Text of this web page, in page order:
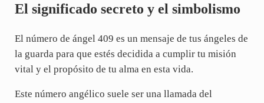
El significado secreto y el simbolismo
El número de ángel 409 es un mensaje de tus ángeles de
la guarda para que estés decidida a cumplir tu misión
vital y el propósito de tu alma en esta vida.
Este número angélico suele ser una llamada del